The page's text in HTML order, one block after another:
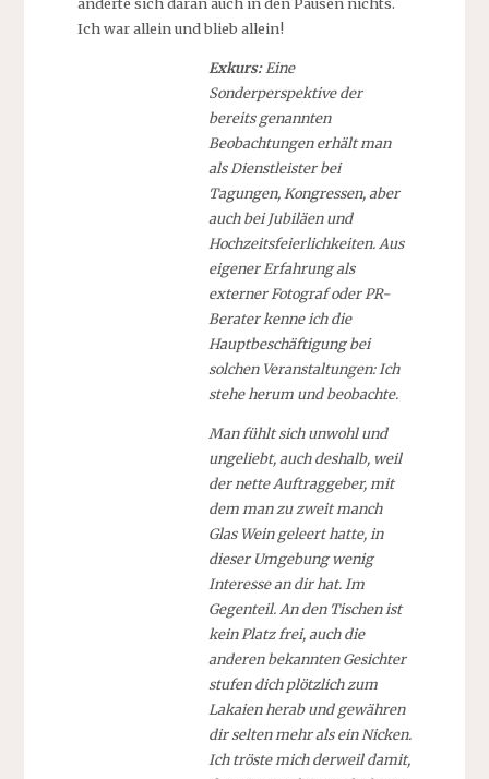
Ich war allein und blieb allein!
Exkurs: Eine
Sonderperspektive der
bereits genannten
Beobachtungen erhält man
als Dienstleister bei
Tagungen, Kongressen, aber
auch bei Jubiläen und
Hochzeitsfeierlichkeiten. Aus
eigener Erfahrung als
externer Fotograf oder PR-
Berater kenne ich die
Hauptbeschäftigung bei
solchen Veranstaltungen: Ich
stehe herum und beobachte.
Man fühlt sich unwohl und
ungeliebt, auch deshalb, weil
der nette Auftraggeber, mit
dem man zu zweit manch
Glas Wein geleert hatte, in
dieser Umgebung wenig
Interesse an dir hat. Im
Gegenteil. An den Tischen ist
kein Platz frei, auch die
anderen bekannten Gesichter
stufen dich plötzlich zum
Lakaien herab und gewähren
dir selten mehr als ein Nicken.
Ich tröste mich derweil damit,